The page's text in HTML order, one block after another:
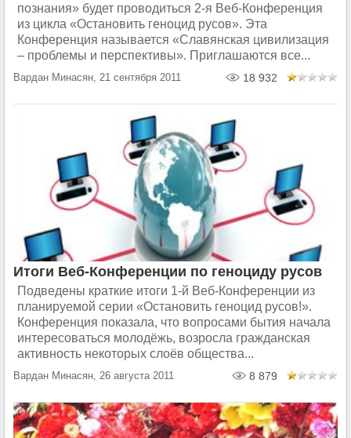
познания» будет проводиться 2-я Веб-Конференция
из цикла «Остановить геноцид русов». Эта
Конференция называется «Славянская цивилизация
– проблемы и перспективы». Приглашаются все...
Вардан Минасян, 21 сентября 2011 18 932
Итоги Веб-Конференции по геноциду русов
Подведены краткие итоги 1-й Веб-Конференции из
планируемой серии «Остановить геноцид русов!».
Конференция показала, что вопросами бытия начала
интересоваться молодёжь, возросла гражданская
активность некоторых слоёв общества...
Вардан Минасян, 26 августа 2011 8 879